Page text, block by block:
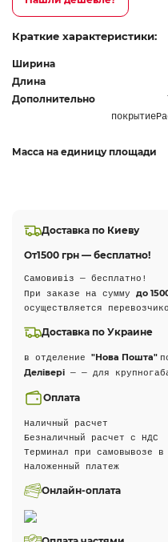
Краткие характеристики:
Ширина
Длина
Дополнительно
Масса на единицу площади
Доставка по Киеву
От1500 грн — бесплатно!
Самовивіз — бесплатно!
При заказе на сумму до
осуществляется
Доставка по Украине
в отделение "Нова Пошта"
Делівері — — для
Оплата
Наличный расчет
Безналичный расчет с НДС
Терминал при самовывозе
Наложенный платеж
Онлайн-оплата